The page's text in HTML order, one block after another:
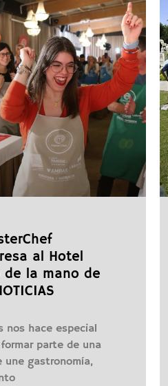
al Hotel
de la mano de
nos hace especial
parte de una
une gastronomía,